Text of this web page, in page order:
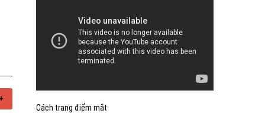
Cách trang điểm mắt